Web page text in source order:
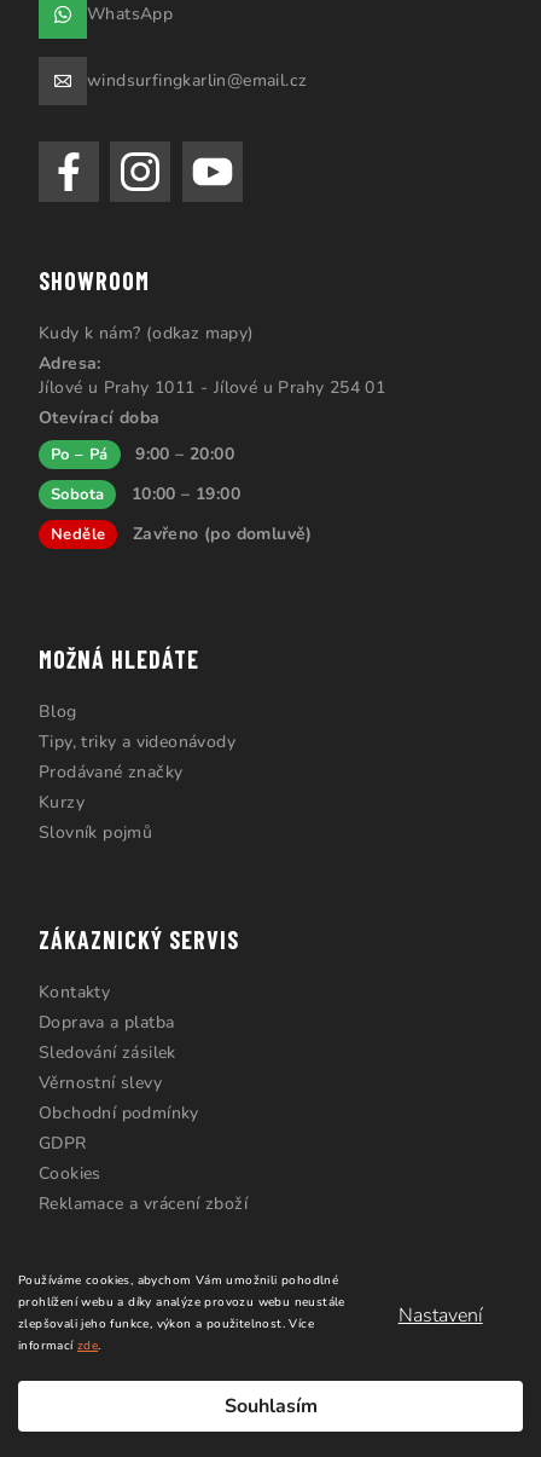
Používáme cookies, abychom Vám umožnili pohodlné
prohlížení webu a díky analýze provozu webu neustále
zlepšovali jeho funkce, výkon a použitelnost.Více
informacízde.
Nastavení
Souhlasím
WhatsApp
windsurfingkarlin@email.cz
SHOWROOM
Kudy k nám? (odkaz mapy)
Adresa:
Jílové u Prahy 1011 - Jílové u Prahy 254 01
Otevírací doba
Po – Pá 9:00 – 20:00
Sobota 10:00 – 19:00
Neděle Zavřeno (po domluvě)
MOŽNÁ HLEDÁTE
Blog
Tipy, triky a videonávody
Prodávané značky
Kurzy
Slovník pojmů
ZÁKAZNICKÝ SERVIS
Kontakty
Doprava a platba
Sledování zásilek
Věrnostní slevy
Obchodní podmínky
GDPR
Cookies
Reklamace a vrácení zboží
vyhrazena.Upravit nastavení cookies
Vytvořil Shoptet